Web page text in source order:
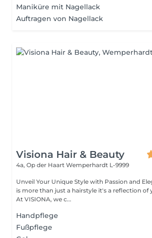
Maniküre mit Nagellack
Auftragen von Nagellack
Visiona Hair & Beauty
4a, Op der Haart Wemperhardt L-9999
Unveil Your Unique Style with Passion and Elegance! Your hair
is more than just a hairstyle it's a reflection of your personality!
At VISIONA, we c...
Handpflege
Fußpflege